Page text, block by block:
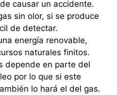
causar un accidente.
sin olor, si se produce
de detectar.
energía renovable,
naturales finitos.
depende en parte del
por lo que si este
lo hará el del gas.